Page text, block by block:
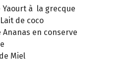
Yaourt à la grecque
de coco
Ananas en conserve
Miel